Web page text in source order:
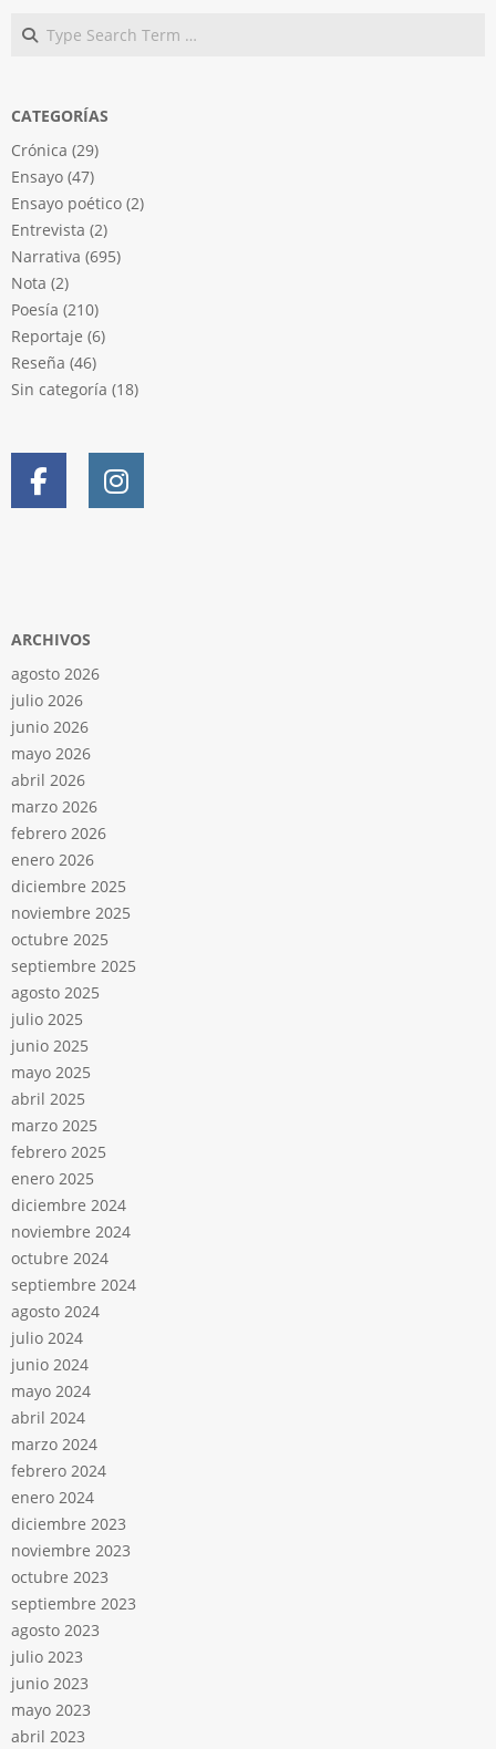
Search
CATEGORÍAS
Crónica (29)
Ensayo (47)
Ensayo poético (2)
Entrevista (2)
Narrativa (695)
Nota (2)
Poesía (210)
Reportaje (6)
Reseña (46)
Sin categoría (18)
ARCHIVOS
agosto 2026
julio 2026
junio 2026
mayo 2026
abril 2026
marzo 2026
febrero 2026
enero 2026
diciembre 2025
noviembre 2025
octubre 2025
septiembre 2025
agosto 2025
julio 2025
junio 2025
mayo 2025
abril 2025
marzo 2025
febrero 2025
enero 2025
diciembre 2024
noviembre 2024
octubre 2024
septiembre 2024
agosto 2024
julio 2024
junio 2024
mayo 2024
abril 2024
marzo 2024
febrero 2024
enero 2024
diciembre 2023
noviembre 2023
octubre 2023
septiembre 2023
agosto 2023
julio 2023
junio 2023
mayo 2023
abril 2023